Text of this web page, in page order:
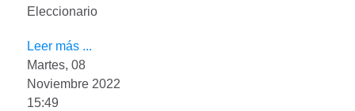
Eleccionario
Leer más ...
Martes, 08
Noviembre 2022
15:49